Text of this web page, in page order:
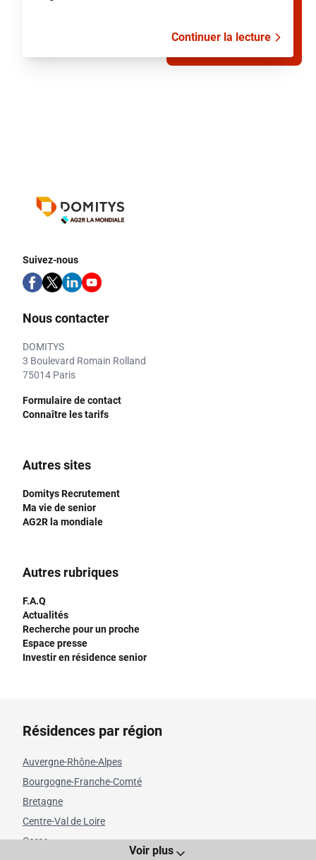
Continuer la lecture
Suivez-nous
Nous contacter
DOMITYS
3 Boulevard Romain Rolland
75014 Paris
Formulaire de contact
Connaître les tarifs
Autres sites
Domitys Recrutement
Ma vie de senior
AG2R la mondiale
Autres rubriques
F.A.Q
Actualités
Recherche pour un proche
Espace presse
Investir en résidence senior
Résidences par région
Auvergne-Rhône-Alpes
Bourgogne-Franche-Comté
Bretagne
Centre-Val de Loire
Corse
Voir plus